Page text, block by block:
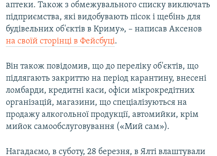
аптеки. Також з обмежувального списку виключать
підприємства, які видобувають пісок і щебінь для
будівельних об'єктів в Криму», – написав Аксенов
на своїй сторінці в Фейсбуці.
Він також повідомив, що до переліку об'єктів, що
підлягають закриттю на період карантину, внесені
ломбарди, кредитні каси, офіси мікрокредітних
організацій, магазини, що спеціалізуються на
продажу алкогольної продукції, автомийки, крім
мийок самообслуговування («Мий сам»).
Нагадаємо, в суботу, 28 березня, в Ялті влаштували